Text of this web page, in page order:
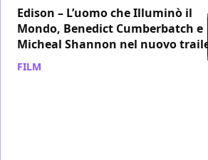
Edison – L’uomo che Illuminò il
Mondo, Benedict Cumberbatch e
Micheal Shannon nel nuovo trailer
FILM